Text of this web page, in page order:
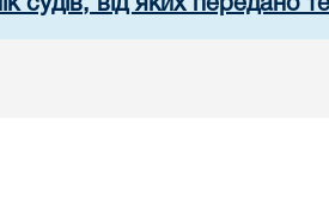
судів, від яких передано